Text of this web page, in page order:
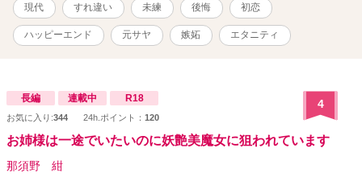
現代 すれ違い 未練 後悔 初恋
ハッピーエンド 元サヤ 嫉妬 エタニティ
長編 連載中 R18
お気に入り:344 24h.ポイント： 120
4
お姉様は一途でいたいのに妖艶美魔女に狙われています
那須野 紺